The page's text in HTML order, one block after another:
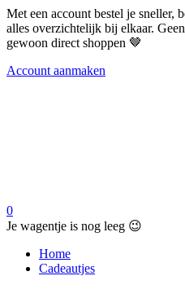
Met een account bestel je sneller,
alles overzichtelijk bij elkaar.
gewoon direct shoppen 🤎
Account aanmaken
0
Je wagentje is nog leeg 😉
Home
Cadeautjes